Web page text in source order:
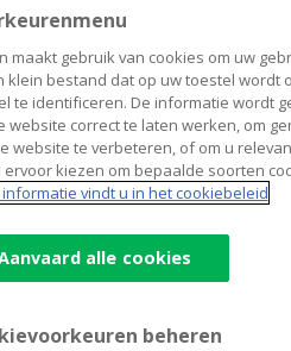
maakt gebruik van cookies om uw
klein bestand dat op uw toestel wordt
te identificeren. De informatie wordt
website correct te laten werken, om
website te verbeteren, of om u
ervoor kiezen om bepaalde soorten
vindt u in het cookiebeleid
alle cookies
beheren